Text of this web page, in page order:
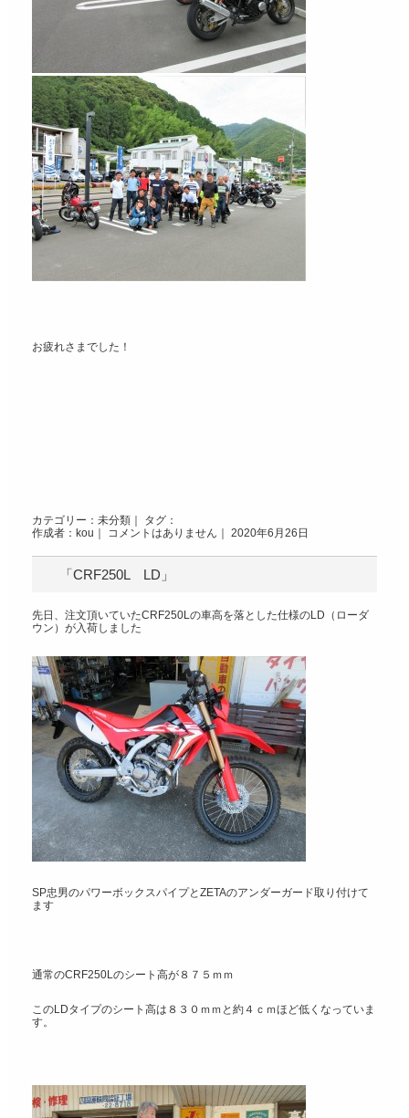
お疲れさまでした！
カテゴリー： 未分類 ｜ タグ：
作成者：kou｜ コメントはありません ｜ 2020年6月26日
「CRF250L LD」
先日、注文頂いていたCRF250Lの車高を落とした仕様のLD（ローダ
ウン）が入荷しました
SP忠男のパワーボックスパイプとZETAのアンダーガード取り付けて
ます
通常のCRF250Lのシート高が８７５ｍｍ
このLDタイプのシート高は８３０ｍｍと約４ｃｍほど低くなっていま
す。